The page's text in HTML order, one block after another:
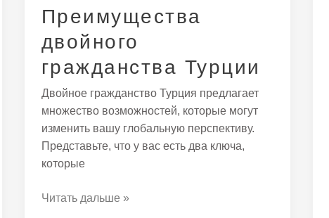
Преимущества
двойного
гражданства Турции
Двойное гражданство Турция предлагает
множество возможностей, которые могут
изменить вашу глобальную перспективу.
Представьте, что у вас есть два ключа,
которые
Читать дальше »